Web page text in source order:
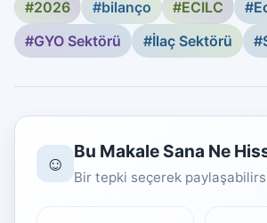
#2026 #bilanço #ECILC
#GYO Sektörü
#İlaç Sektörü
☺️ Bu Makale Sana Ne
Bir tepki seçerek